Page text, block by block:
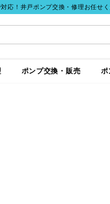
応！井戸ポンプ交換・修理お任せ
ポンプ交換・販売 ポ